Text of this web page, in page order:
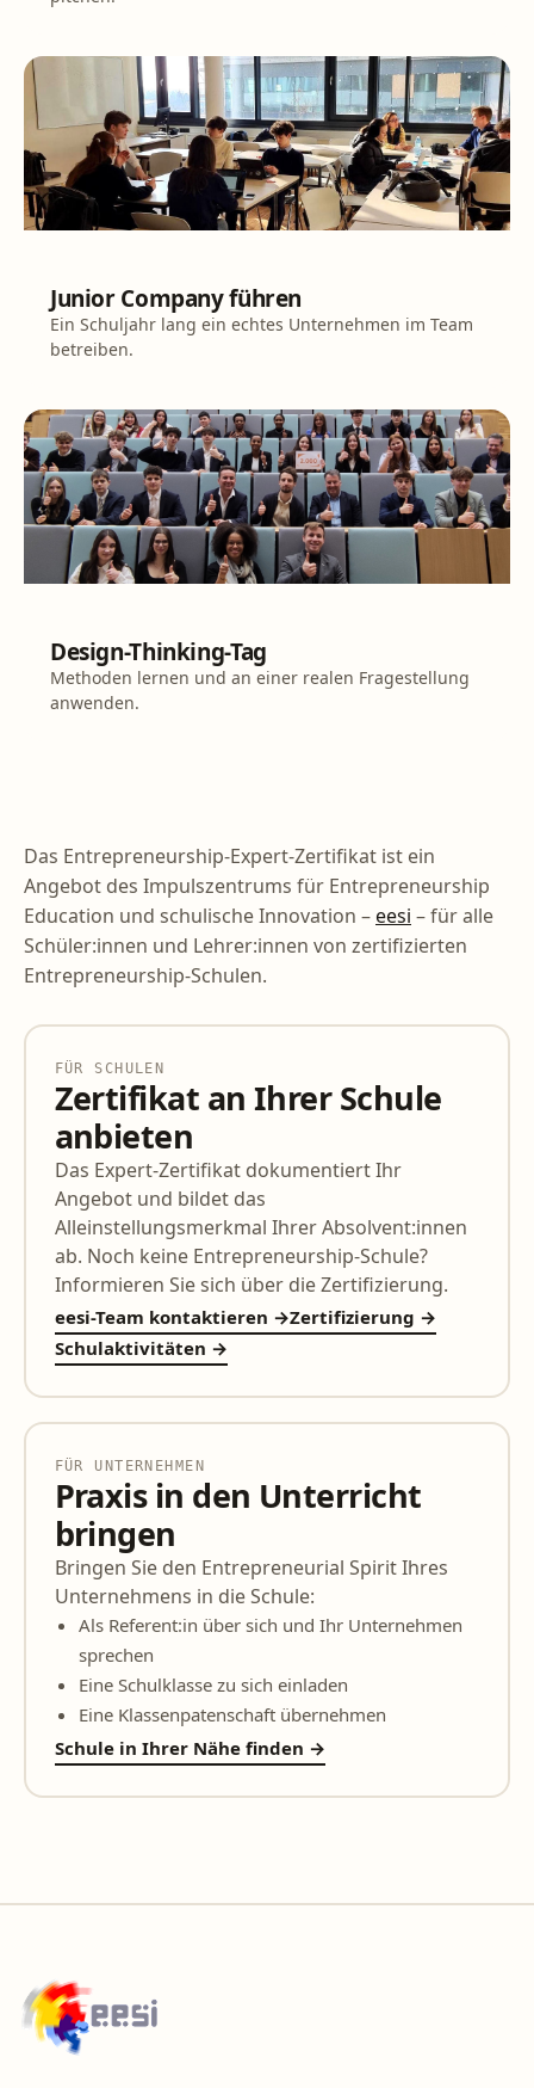
Junior Company führen
Ein Schuljahr lang ein echtes Unternehmen im Team
betreiben.
Design-Thinking-Tag
Methoden lernen und an einer realen Fragestellung
anwenden.
Das Entrepreneurship-Expert-Zertifikat ist ein
Angebot des Impulszentrums für Entrepreneurship
Education und schulische Innovation –eesi – für alle
Schüler:innen und Lehrer:innen von zertifizierten
Entrepreneurship-Schulen.
FÜR SCHULEN
Zertifikat an Ihrer Schule
anbieten
Das Expert-Zertifikat dokumentiert Ihr
Angebot und bildet das
Alleinstellungsmerkmal Ihrer Absolvent:innen
ab. Noch keine Entrepreneurship-Schule?
Informieren Sie sich über die Zertifizierung.
eesi-Team kontaktieren →Zertifizierung →
Schulaktivitäten →
FÜR UNTERNEHMEN
Praxis in den Unterricht
bringen
Bringen Sie den Entrepreneurial Spirit Ihres
Unternehmens in die Schule:
Als Referent:in über sich und Ihr Unternehmen
sprechen
Eine Schulklasse zu sich einladen
Eine Klassenpatenschaft übernehmen
Schule in Ihrer Nähe finden →